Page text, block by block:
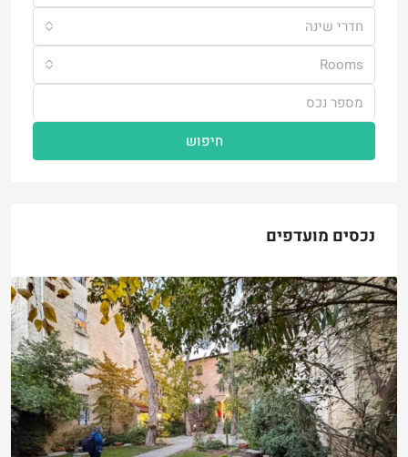
חדרי שינה
Rooms
חיפוש
נכסים מועדפים